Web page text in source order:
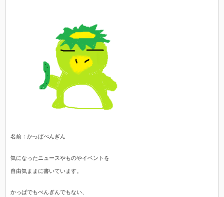
名前：かっぱぺんぎん
気になったニュースやものやイベントを
自由気ままに書いています。
かっぱでもぺんぎんでもない、